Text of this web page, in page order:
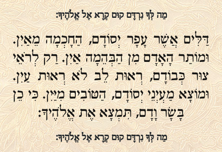
מַה לְּךָ נִרְדָּם קוּם קְרָא אֶל אֱלֹהֶיךָ:
דַּלִּים אֲשֶׁר עָפָר יְסוֹדָם, הַחָכְמָה מֵאַיִן.
וּמוֹתַר הָאָדָם מִן הַבְּהֵמָה אַיִן. רַק לְרֹאֵי
צוּר כְּבוֹדָם, רְאוּת לֵב לֹא רְאוּת עַיִן.
וּמוֹצָא מַעְיְנֵי יְסוֹדָם, הַטּוֹבִים מִיַּיִן. כִּי כֵן
בָּשָׂר וָדָם, תִּמְצָא אֶת אֱלֹהֶיךָ:
מַה לְּךָ נִרְדָּם קוּם קְרָא אֶל אֱלֹהֶיךָ: